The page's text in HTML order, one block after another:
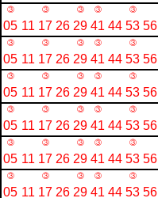
③ ③ ③ ③ ③
05 11 17 26 29 41 44 53 56
③ ③ ③ ③ ③
05 11 17 26 29 41 44 53 56
③ ③ ③ ③ ③
05 11 17 26 29 41 44 53 56
③ ③ ③ ③ ③
05 11 17 26 29 41 44 53 56
③ ③ ③ ③ ③
05 11 17 26 29 41 44 53 56
③ ③ ③ ③ ③
05 11 17 26 29 41 44 53 56